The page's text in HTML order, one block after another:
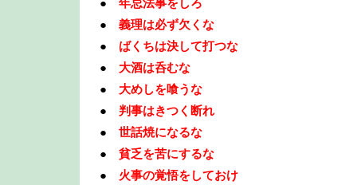
● 年忌法事をしろ
● 義理は必ず欠くな
● ばくちは決して打つな
● 大酒は呑むな
● 大めしを喰うな
●
判事はきつく断れ
● 世話焼になるな
●
貧乏を苦にするな
● 火事の覚悟をしておけ